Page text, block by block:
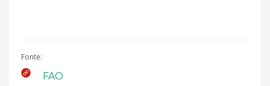
Fonte:
FAO